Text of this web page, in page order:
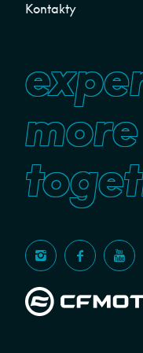
Kontakty
more